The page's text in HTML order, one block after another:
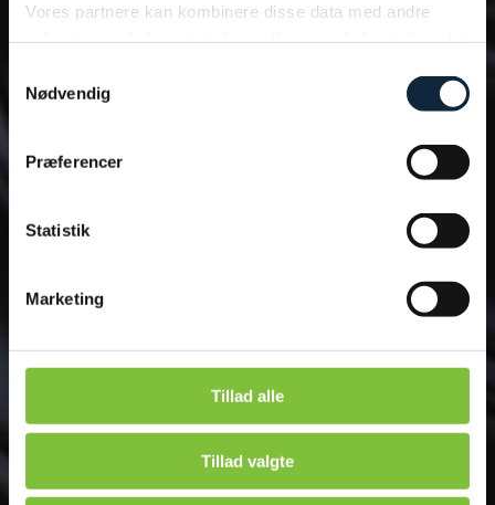
Vores partnere kan kombinere disse data med andre
Nødvendig
Præferencer
Statistik
Marketing
Tillad alle
Tillad valgte